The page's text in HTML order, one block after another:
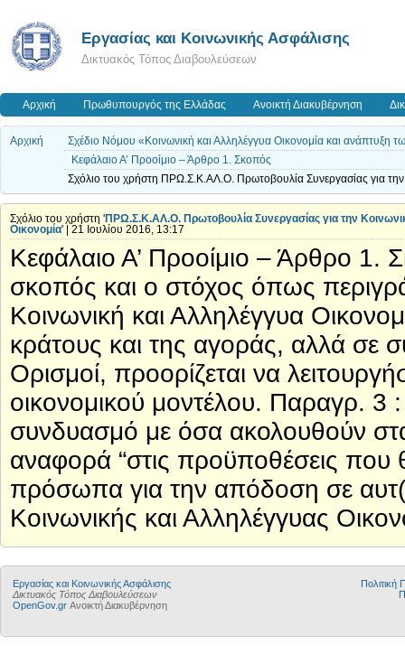
Εργασίας και Κοινωνικής Ασφάλισης
Δικτυακός Τόπος Διαβουλεύσεων
Αρχική Πρωθυπουργός της Ελλάδας Ανοικτή Διακυβέρνηση
Αρχική
Σχέδιο Νόμου «Κοινωνική και Αλληλέγγυα Οικονομία και ανάπτυξη
Κεφάλαιο Α’ Προοίμιο – Άρθρο 1. Σκοπός
Σχόλιο του χρήστη ΠΡΩ.Σ.Κ.ΑΛ.Ο. Πρωτοβουλία Συνεργασίας για
Σχόλιο του χρήστη 'ΠΡΩ.Σ.Κ.ΑΛ.Ο. Πρωτοβουλία Συνεργασίας για την
Οικονομία' | 21 Ιουλίου 2016, 13:17
Κεφάλαιο Α’ Προοίμιο – Άρθρο 1.
σκοπός και ο στόχος όπως
Κοινωνική και Αλληλέγγυα
κράτους και της αγοράς, αλλά σε
Ορισμοί, προορίζεται να
οικονομικού μοντέλου. Παραγρ.
συνδυασμό με όσα ακολουθούν
αναφορά “στις προϋποθέσεις που
πρόσωπα για την απόδοση σε
Κοινωνικής και Αλληλέγγυας
Εργασίας και Κοινωνικής Ασφάλισης
Δικτυακός Τόπος Διαβουλεύσεων
OpenGov.gr Ανοικτή Διακυβέρνηση